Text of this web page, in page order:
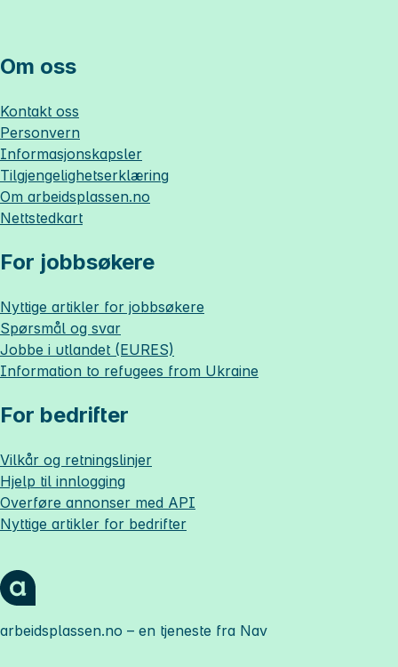
Om oss
Kontakt oss
Personvern
Informasjonskapsler
Tilgjengelighetserklæring
Om arbeidsplassen.no
Nettstedkart
For jobbsøkere
Nyttige artikler for jobbsøkere
Spørsmål og svar
Jobbe i utlandet (EURES)
Information to refugees from Ukraine
For bedrifter
Vilkår og retningslinjer
Hjelp til innlogging
Overføre annonser med API
Nyttige artikler for bedrifter
arbeidsplassen.no – en tjeneste fra Nav